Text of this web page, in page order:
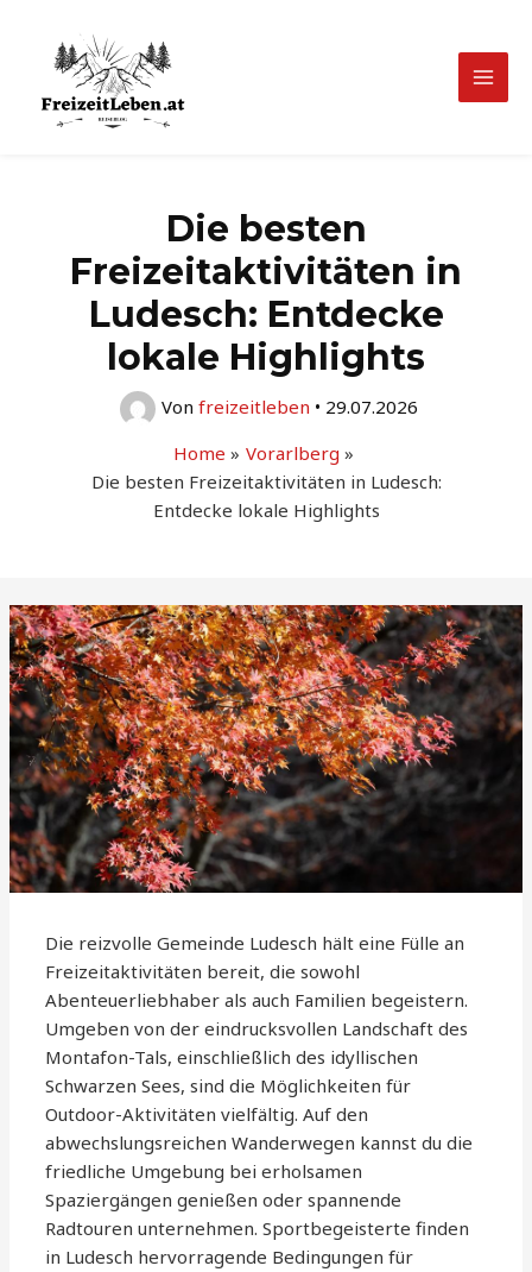
springen
Main
Die besten
Freizeitaktivitäten in
Ludesch: Entdecke
lokale Highlights
Von freizeitleben • 29.07.2026
Home
Vorarlberg
Die besten Freizeitaktivitäten in Ludesch:
Entdecke lokale Highlights
Die reizvolle Gemeinde Ludesch hält eine Fülle an
Freizeitaktivitäten bereit, die sowohl
Abenteuerliebhaber als auch Familien begeistern.
Umgeben von der eindrucksvollen Landschaft des
Montafon-Tals, einschließlich des idyllischen
Schwarzen Sees, sind die Möglichkeiten für
Outdoor-Aktivitäten vielfältig. Auf den
abwechslungsreichen Wanderwegen kannst du die
friedliche Umgebung bei erholsamen
Spaziergängen genießen oder spannende
Radtouren unternehmen. Sportbegeisterte finden
in Ludesch hervorragende Bedingungen für